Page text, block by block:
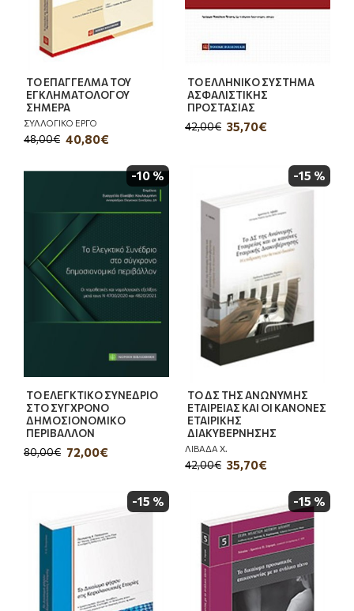
ΤΟ ΕΠΑΓΓΕΛΜΑ ΤΟΥ
ΕΓΚΛΗΜΑΤΟΛΟΓΟΥ
ΣΗΜΕΡΑ
ΣΥΛΛΟΓΙΚΟ ΕΡΓΟ
40,80€
48,00€
ΤΟ ΕΛΛΗΝΙΚΟ ΣΥΣΤΗΜΑ
ΑΣΦΑΛΙΣΤΙΚΗΣ
ΠΡΟΣΤΑΣΙΑΣ
35,70€
42,00€
-10 %
ΤΟ ΕΛΕΓΚΤΙΚΟ ΣΥΝΕΔΡΙΟ
ΣΤΟ ΣΥΓΧΡΟΝΟ
ΔΗΜΟΣΙΟΝΟΜΙΚΟ
ΠΕΡΙΒΑΛΛΟΝ
72,00€
80,00€
-15 %
ΤΟ ΔΣ ΤΗΣ ΑΝΩΝΥΜΗΣ
ΕΤΑΙΡΕΙΑΣ ΚΑΙ ΟΙ ΚΑΝΟΝΕΣ
ΕΤΑΙΡΙΚΗΣ
ΔΙΑΚΥΒΕΡΝΗΣΗΣ
ΛΙΒΑΔΑ Χ.
35,70€
42,00€
-15 % -15 %